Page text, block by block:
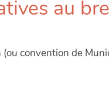
au
convention de